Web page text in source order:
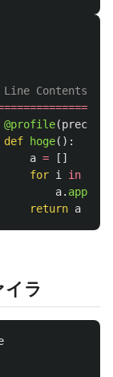
@profile(
def hoge():
a =
[]
for i in
a. append
return a
ラ